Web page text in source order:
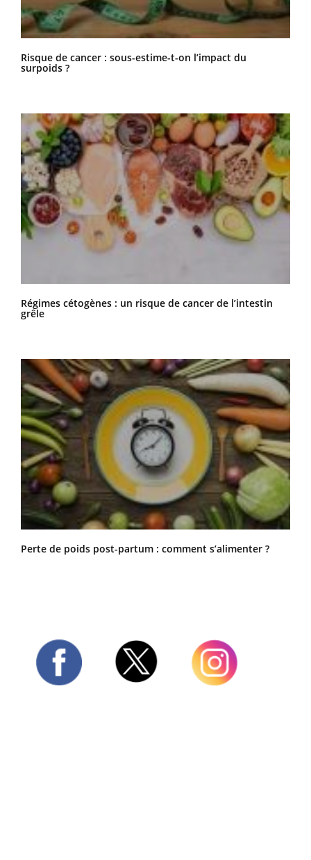
Risque de cancer : sous-estime-t-on l’impact du
surpoids ?
Régimes cétogènes : un risque de cancer de l’intestin
grêle
Perte de poids post-partum : comment s’alimenter ?